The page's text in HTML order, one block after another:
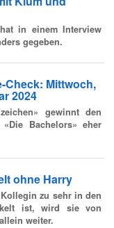
in einem Interview
gegeben.
Check: Mittwoch,
2024
gewinnt den
Bachelors» eher
ohne Harry
zu sehr in den
ist, wird sie von
weiter.